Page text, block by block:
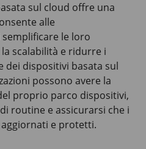
sul cloud offre una
alle
le loro
scalabilità e ridurre i
dei dispositivi basata sul
possono avere la
proprio parco dispositivi,
routine e assicurarsi che i
e protetti.